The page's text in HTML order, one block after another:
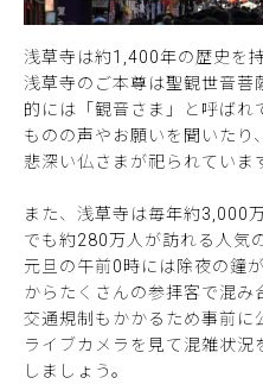
浅草寺は約1,400年の歴史を
浅草寺のご本尊は聖観世音菩
的には「観音さま」と呼ばれ
ものの声やお願いを聞いたり
悲深い仏さまが祀られていま
また、浅草寺は毎年約3,000
でも約280万人が訪れる人気
元旦の午前0時には除夜の鐘
からたくさんの参拝客で混み
交通規制もかかるため事前に
ライブカメラを見て混雑状
しましょう。